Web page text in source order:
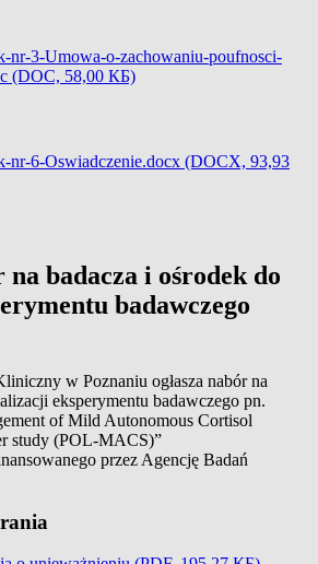
nr-3-Umowa-o-zachowaniu-poufnosci-
(DOC, 58,00 КБ)
nr-6-Oswiadczenie.docx (DOCX, 93,93
badacza i ośrodek do
badawczego
w Poznaniu ogłasza nabór na
eksperymentu badawczego pn.
of Mild Autonomous Cortisol
study (POL-MACS)”
przez Agencję Badań